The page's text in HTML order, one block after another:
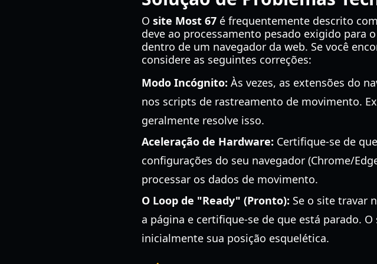
O site Most 67 é frequentemente descrito
deve ao processamento pesado exigido
dentro de um navegador da web. Se você
considere as seguintes correções:
Modo Incógnito: Às vezes, as extensões do
nos scripts de rastreamento de movimento.
geralmente resolve isso.
Aceleração de Hardware: Certifique-se de
configurações do seu navegador (Chrome/
processar os dados de movimento.
O Loop de "Ready" (Pronto): Se o site travar
a página e certifique-se de que está parado.
inicialmente sua posição esquelética.